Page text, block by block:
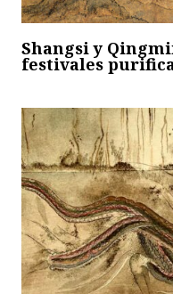
Shangsi y
festivales